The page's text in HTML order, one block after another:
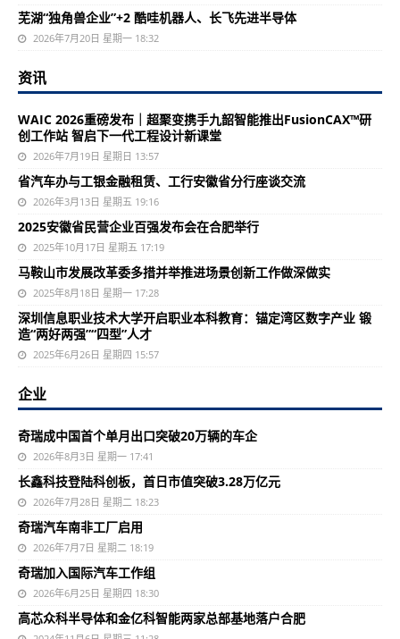
芜湖“独角兽企业”+2 酷哇机器人、长飞先进半导体
2026年7月20日 星期一 18:32
资讯
WAIC 2026重磅发布｜超聚变携手九韶智能推出FusionCAX™研
创工作站 智启下一代工程设计新课堂
2026年7月19日 星期日 13:57
省汽车办与工银金融租赁、工行安徽省分行座谈交流
2026年3月13日 星期五 19:16
2025安徽省民营企业百强发布会在合肥举行
2025年10月17日 星期五 17:19
马鞍山市发展改革委多措并举推进场景创新工作做深做实
2025年8月18日 星期一 17:28
深圳信息职业技术大学开启职业本科教育：锚定湾区数字产业 锻
造“两好两强”“四型”人才
2025年6月26日 星期四 15:57
企业
奇瑞成中国首个单月出口突破20万辆的车企
2026年8月3日 星期一 17:41
长鑫科技登陆科创板，首日市值突破3.28万亿元
2026年7月28日 星期二 18:23
奇瑞汽车南非工厂启用
2026年7月7日 星期二 18:19
奇瑞加入国际汽车工作组
2026年6月25日 星期四 18:30
高芯众科半导体和金亿科智能两家总部基地落户合肥